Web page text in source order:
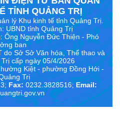
TỈNH QUẢNG TRỊ
lý Khu kinh tế tỉnh Quảng Trị.
UBND tỉnh Quảng Trị
Ông Nguyễn Đức Thiện - Phó
ban
Sở Sở Văn hóa, Thể thao và
cấp ngày 05/4/2026
Kiệt - phường Đồng Hới -
Trị
Fax:0232.3828516;Email: